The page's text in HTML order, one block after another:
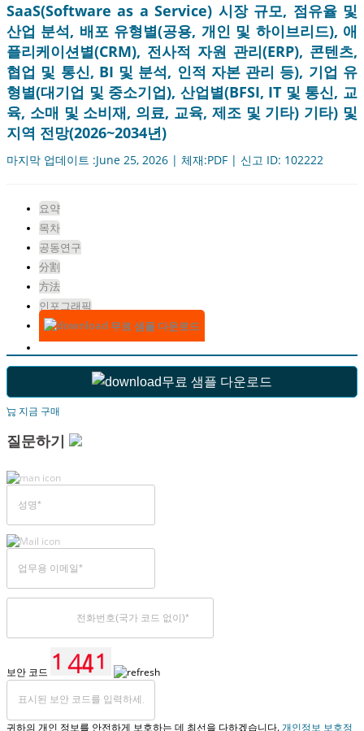
SaaS(Software as a Service) 시장 규모, 점유율 및
산업 분석, 배포 유형별(공용, 개인 및 하이브리드), 애
플리케이션별(CRM), 전사적 자원 관리(ERP), 콘텐츠,
협업 및 통신, BI 및 분석, 인적 자본 관리 등), 기업 유
형별(대기업 및 중소기업), 산업별(BFSI, IT 및 통신, 교
육, 소매 및 소비재, 의료, 교육, 제조 및 기타) 기타) 및
지역 전망(2026~2034년)
마지막 업데이트 :June 25, 2026 | 체재:PDF | 신고 ID: 102222
요약
목차
공동연구
分割
方法
인포그래픽
무료 샘플 다운로드
무료 샘플 다운로드
지금 구매
질문하기
보안 코드
귀하의 개인 정보를 안전하게 보호하는 데 최선을 다하겠습니다.개인정보 보호정